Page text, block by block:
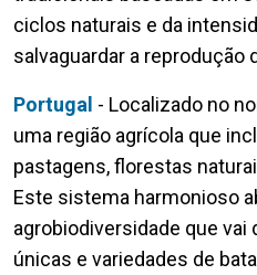
ciclos naturais e da
salvaguardar a reprodução
Portugal - Localizado no
uma região agrícola que
pastagens, florestas
Este sistema harmonioso
agrobiodiversidade que vai
únicas e variedades de